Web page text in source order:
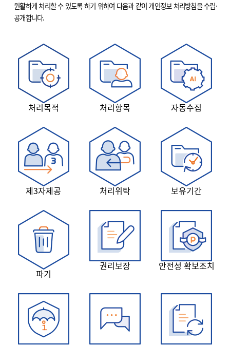
원활하게 처리할 수 있도록 하기 위하여 다음과 같이 개인정보 처리방침을 수립·
공개합니다.
처리목적 처리항목 자동수집
제3자제공 처리위탁 보유기간
파기
권리보장 안전성 확보조치